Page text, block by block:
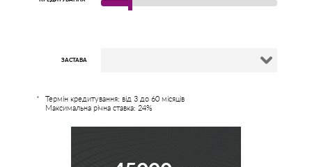
ЗАСТАВА
Термін кредитування: від 3 до 60 місяців
Максимальна річна ставка: 24%